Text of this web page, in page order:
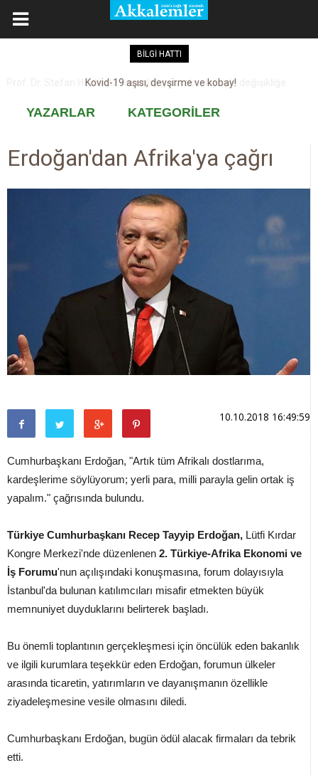
BİLGİ HATTI
Kovid-19 aşısı, devşirme ve kobay!
YAZARLAR KATEGORİLER
Erdoğan'dan Afrika'ya çağrı
10.10.2018 16:49:59
Cumhurbaşkanı Erdoğan, "Artık tüm Afrikalı dostlarıma,
kardeşlerime söylüyorum; yerli para, milli parayla gelin ortak iş
yapalım." çağrısında bulundu.
Türkiye Cumhurbaşkanı Recep Tayyip Erdoğan, Lütfi Kırdar
Kongre Merkezi'nde düzenlenen 2. Türkiye-Afrika Ekonomi ve
İş Forumu'nun açılışındaki konuşmasına, forum dolayısıyla
İstanbul'da bulunan katılımcıları misafir etmekten büyük
memnuniyet duyduklarını belirterek başladı.
Bu önemli toplantının gerçekleşmesi için öncülük eden bakanlık
ve ilgili kurumlara teşekkür eden Erdoğan, forumun ülkeler
arasında ticaretin, yatırımların ve dayanışmanın özellikle
ziyadeleşmesine vesile olmasını diledi.
Cumhurbaşkanı Erdoğan, bugün ödül alacak firmaları da tebrik
etti.